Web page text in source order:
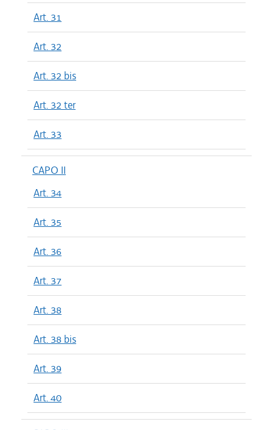
Art. 31
Art. 32
Art. 32 bis
Art. 32 ter
Art. 33
CAPO II
Art. 34
Art. 35
Art. 36
Art. 37
Art. 38
Art. 38 bis
Art. 39
Art. 40